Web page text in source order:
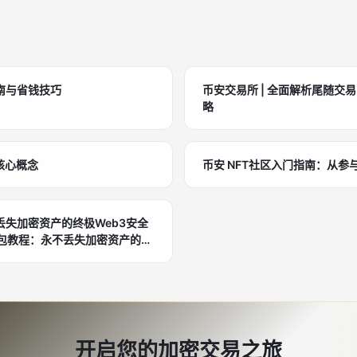
与省钱技巧
币安交易所 | 全面解析尾随交
略
心概念 币安 NFT社区入门指南：从参
失加密资产的终极Web3安全
开启您的加密交易之旅